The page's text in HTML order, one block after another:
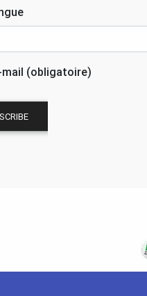
mail (obligatoire)